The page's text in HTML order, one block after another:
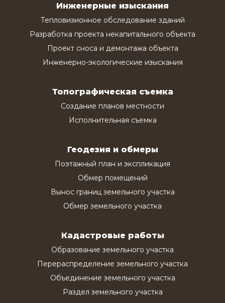
Инженерные изыскания
Тепловизионное обследование зданий
Разработка проекта некапитального объекта
Проект сноса и демонтажа объекта
Инженерно-экологические изыскания
Топографическая съемка
Создание планов местности
Исполнительная съемка
Геодезия и обмеры
Поэтажный план и экспликация
Обмер помещений
Вынос границ земельного участка
Обмер земельного участка
Кадастровые работы
Образование земельного участка
Перераспределение земельного участка
Объединение земельного участка
Раздел земельного участка